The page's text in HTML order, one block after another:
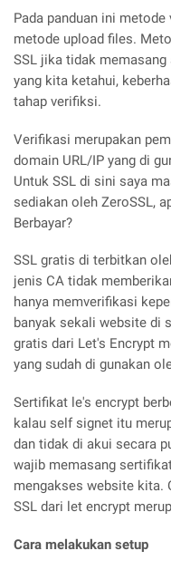
Pada panduan ini
metode upload files.
SSL jika tidak
yang kita ketahui,
tahap verifiksi.
Verifikasi merupakan
domain URL/IP yang di
Untuk SSL di sini saya
sediakan oleh ZeroSSL,
Berbayar?
SSL gratis di terbitkan
jenis CA tidak
hanya memverifikasi
banyak sekali website di
gratis dari Let's Encrypt
yang sudah di gunakan
Sertifikat le's encrypt
kalau self signet itu
dan tidak di akui secara
wajib memasang
mengakses website kita.
SSL dari let encrypt
Cara melakukan setup